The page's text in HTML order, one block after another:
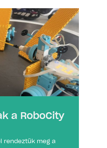
a RoboCity
rendeztük meg a